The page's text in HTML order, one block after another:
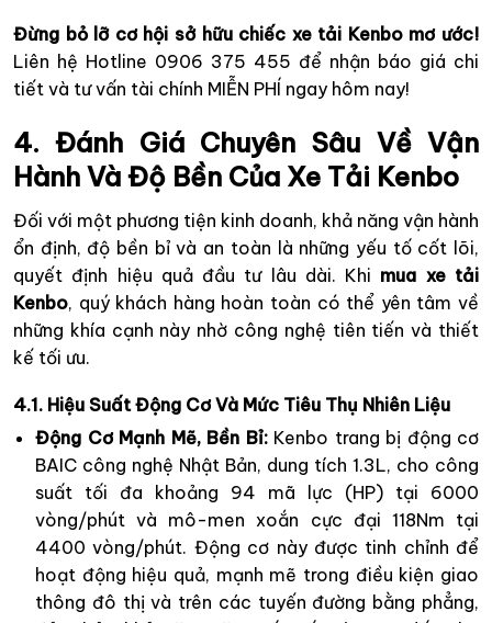
Đừng bỏ lỡ cơ hội sở hữu chiếc xe tải Kenbo mơ ước!
Liên hệ Hotline 0906 375 455 để nhận báo giá chi
tiết và tư vấn tài chính MIỄN PHÍ ngay hôm nay!
4. Đánh Giá Chuyên Sâu Về Vận
Hành Và Độ Bền Của Xe Tải Kenbo
Đối với một phương tiện kinh doanh, khả năng vận hành
ổn định, độ bền bỉ và an toàn là những yếu tố cốt lõi,
quyết định hiệu quả đầu tư lâu dài. Khi mua xe tải
Kenbo, quý khách hàng hoàn toàn có thể yên tâm về
những khía cạnh này nhờ công nghệ tiên tiến và thiết
kế tối ưu.
4.1. Hiệu Suất Động Cơ Và Mức Tiêu Thụ Nhiên Liệu
Động Cơ Mạnh Mẽ, Bền Bỉ:Kenbo trang bị động cơ
BAIC công nghệ Nhật Bản, dung tích 1.3L, cho công
suất tối đa khoảng 94 mã lực (HP) tại 6000
vòng/phút và mô-men xoắn cực đại 118Nm tại
4400 vòng/phút. Động cơ này được tinh chỉnh để
hoạt động hiệu quả, mạnh mẽ trong điều kiện giao
thông đô thị và trên các tuyến đường bằng phẳng,